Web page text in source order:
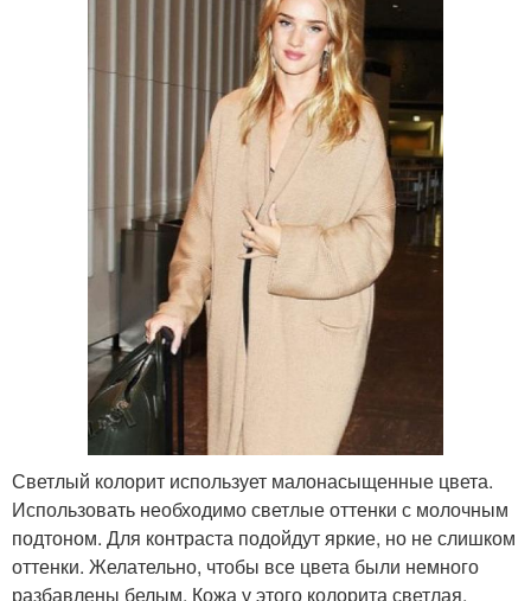
Светлый колорит использует малонасыщенные цвета.
Использовать необходимо светлые оттенки с молочным
подтоном. Для контраста подойдут яркие, но не слишком
оттенки. Желательно, чтобы все цвета были немного
разбавлены белым. Кожа у этого колорита светлая,